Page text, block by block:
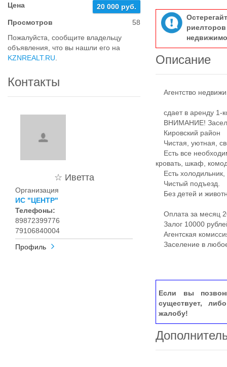
Цена
20 000 руб.
Просмотров
58
Пожалуйста, сообщите владельцу
объявления, что вы нашли его на
KZNREALT.RU
Контакты
☆ Иветта
Организация
ИС "ЦЕНТР"
Телефоны:
89872399776
79106840004
Профиль
Описание
Агентство
сдает в аренду 1-
ВНИМАНИЕ!
Кировский район
Чистая, уютная,
Есть все
кровать, шкаф,
Есть
Чистый подъезд.
Без детей и
Оплата за месяц
Залог 10000
Агентская
Заселение в
Если вы
существует,
жалобу!